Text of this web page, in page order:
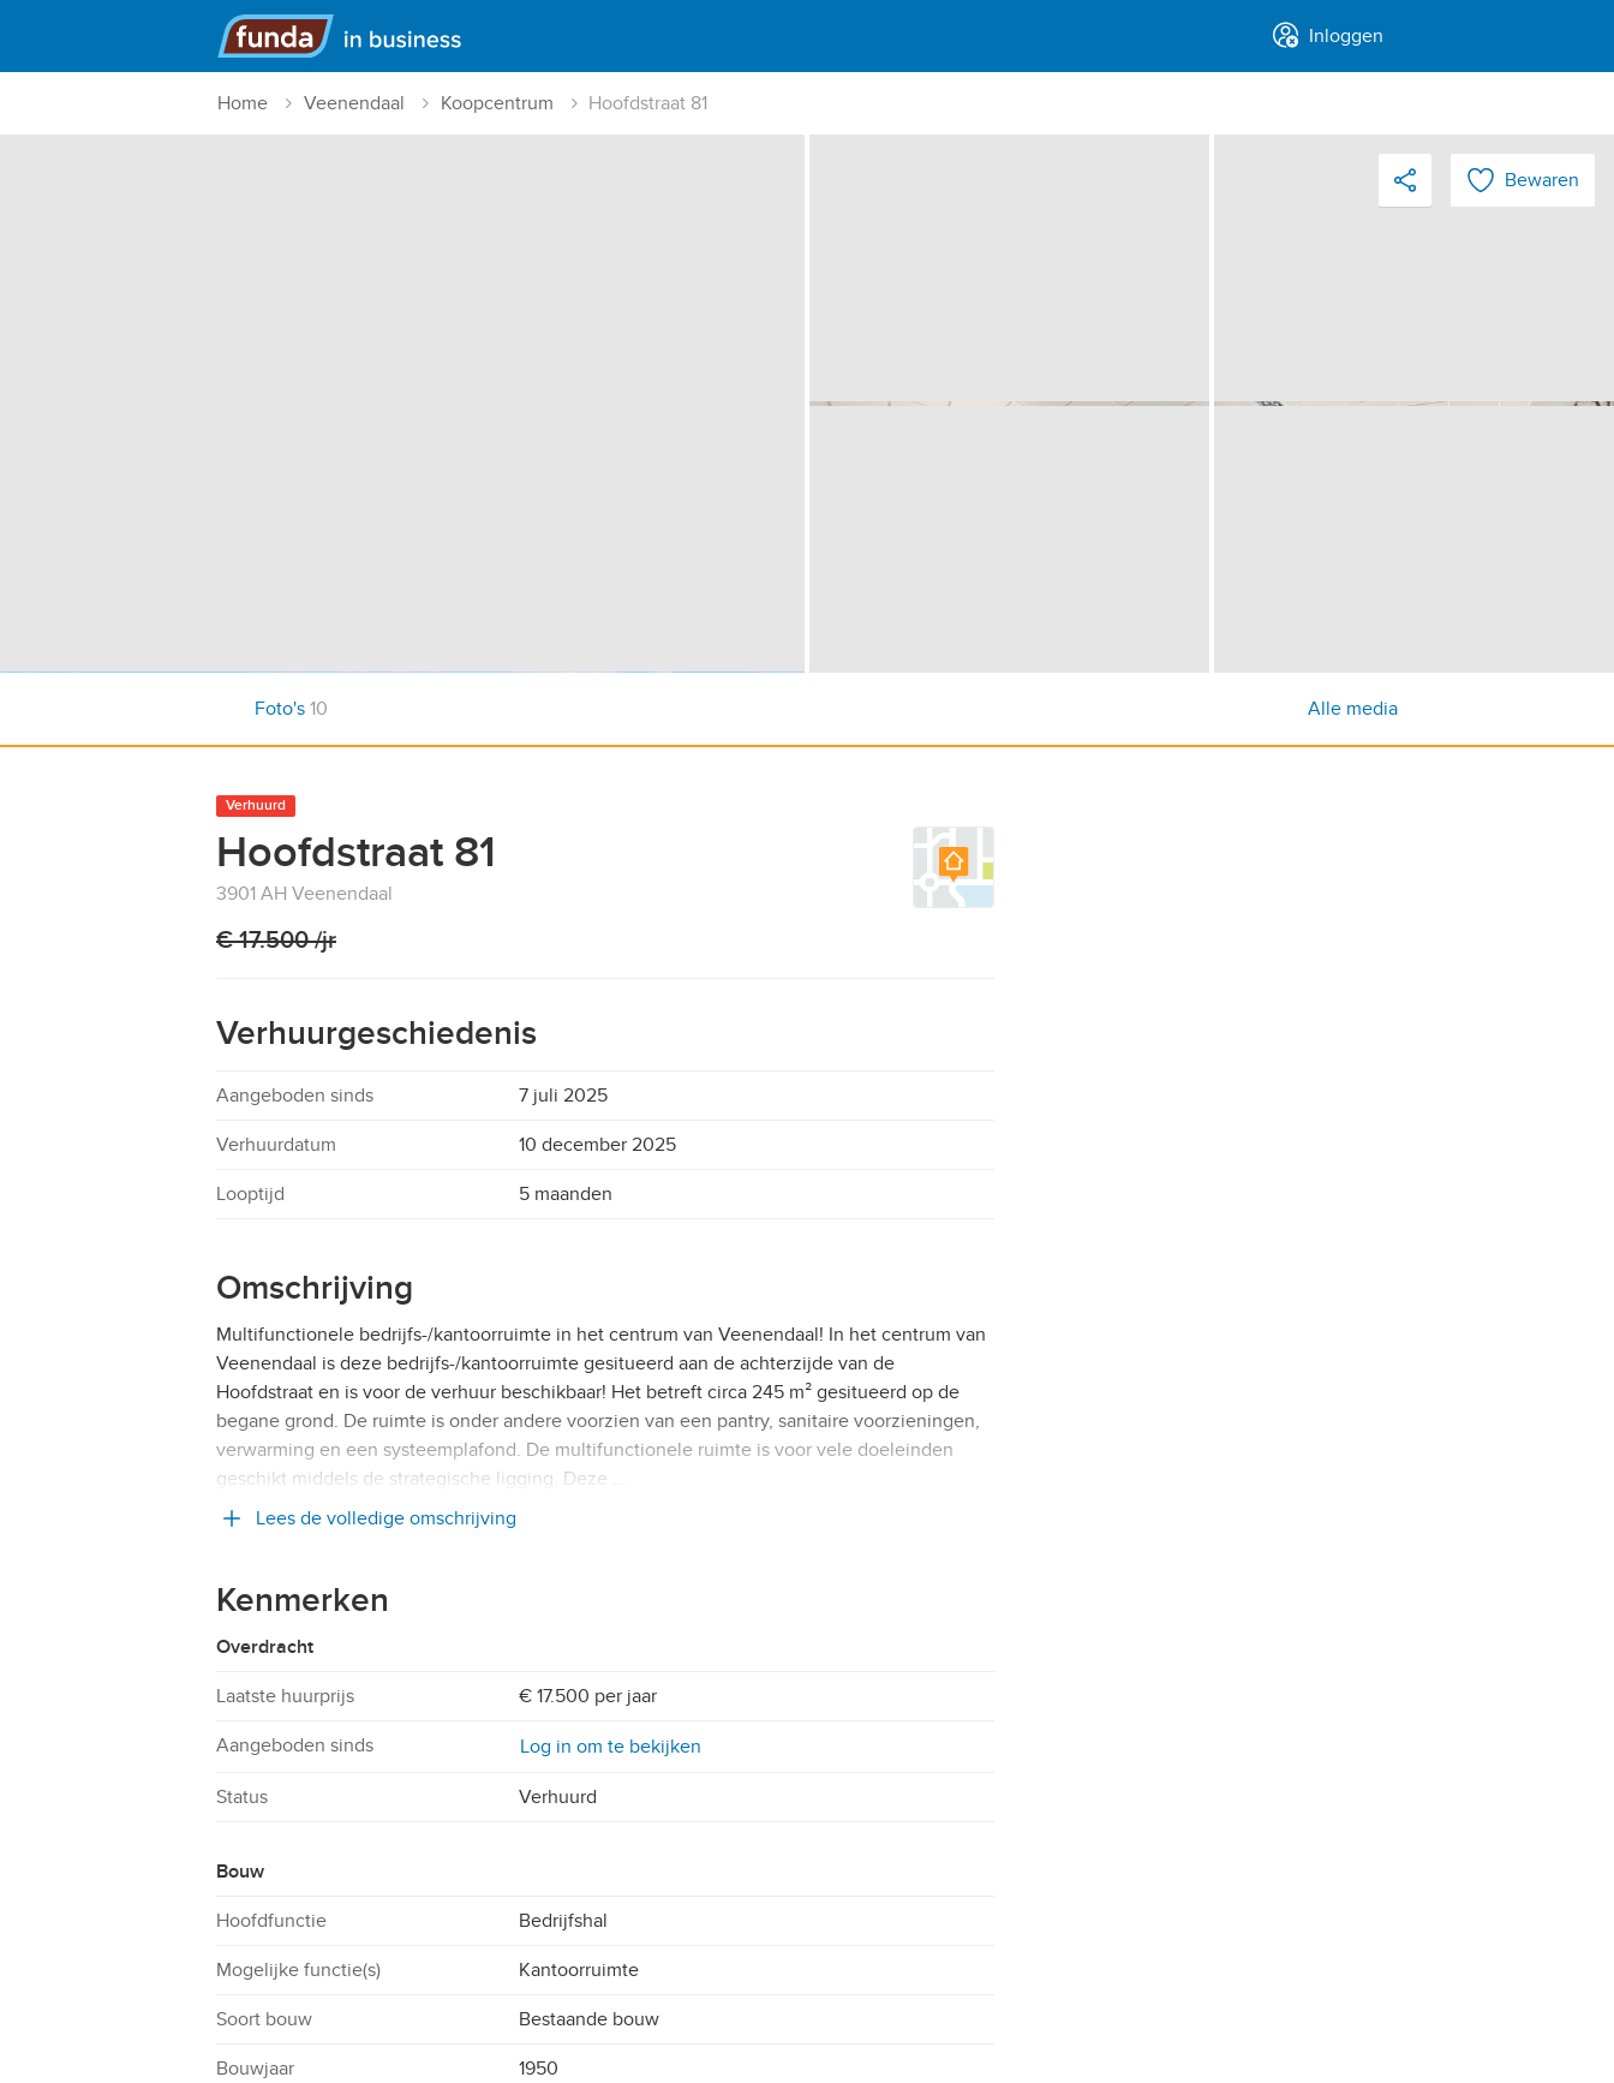
Hoofdmenu
Inloggen
Home Veenendaal Koopcentrum Hoofdstraat 81
Bewaren
Foto's 10 Alle media
Verhuurd
Hoofdstraat 81
3901 AH Veenendaal
€ 17.500 /jr
Verhuurgeschiedenis
Aangeboden sinds 7 juli 2025
Verhuurdatum 10 december 2025
Looptijd 5 maanden
Omschrijving
Multifunctionele bedrijfs-/kantoorruimte in het centrum van Veenendaal! In het centrum van
Veenendaal is deze bedrijfs-/kantoorruimte gesitueerd aan de achterzijde van de
Hoofdstraat en is voor de verhuur beschikbaar! Het betreft circa 245 m² gesitueerd op de
begane grond. De ruimte is onder andere voorzien van een pantry, sanitaire voorzieningen,
verwarming en een systeemplafond. De multifunctionele ruimte is voor vele doeleinden
geschikt middels de strategische ligging. Deze …
Lees de volledige omschrijving
Kenmerken
Overdracht
Laatste huurprijs € 17.500 per jaar
Aangeboden sinds Log in om te bekijken
Status Verhuurd
Bouw
Hoofdfunctie Bedrijfshal
Mogelijke functie(s) Kantoorruimte
Soort bouw Bestaande bouw
Bouwjaar 1950